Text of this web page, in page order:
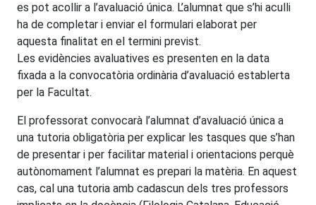
es pot acollir a l’avaluació única. L’alumnat que s’hi aculli
ha de completar i enviar el formulari elaborat per
aquesta finalitat en el termini previst.
Les evidències avaluatives es presenten en la data
fixada a la convocatòria ordinària d’avaluació establerta
per la Facultat.
El professorat convocarà l’alumnat d’avaluació única a
una tutoria obligatòria per explicar les tasques que s’han
de presentar i per facilitar material i orientacions perquè
autònomament l’alumnat es prepari la matèria. En aquest
cas, cal una tutoria amb cadascun dels tres professors